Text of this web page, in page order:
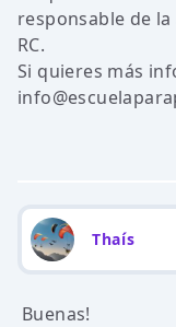
responsable de
RC.
Si quieres más
Thaís
Buenas!